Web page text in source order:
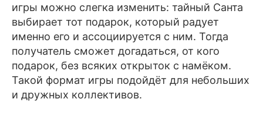
игры можно слегка изменить: тайный Санта
выбирает тот подарок, который радует
именно его и ассоциируется с ним. Тогда
получатель сможет догадаться, от кого
подарок, без всяких открыток с намёком.
Такой формат игры подойдёт для небольших
и дружных коллективов.